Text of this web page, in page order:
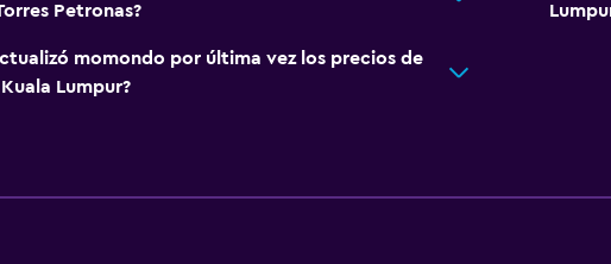
Petronas?
momondo por última vez los precios de
Lumpur?